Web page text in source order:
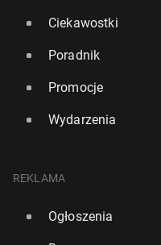
Ciekawostki
Poradnik
Promocje
Wydarzenia
REKLAMA
Ogłoszenia